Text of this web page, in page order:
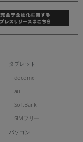
タブレット
docomo
au
SoftBank
SIMフリー
パソコン